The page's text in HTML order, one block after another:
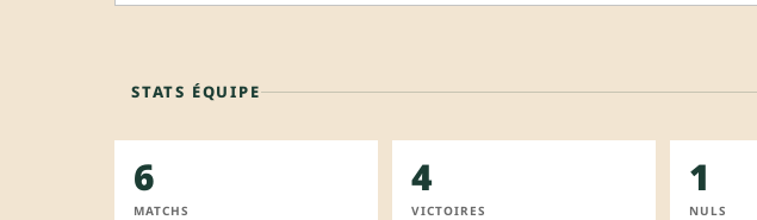
STATS ÉQUIPE
6
MATCHS
4
VICTOIRES
1
NULS